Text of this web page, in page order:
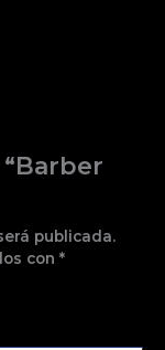
publicada.
con *